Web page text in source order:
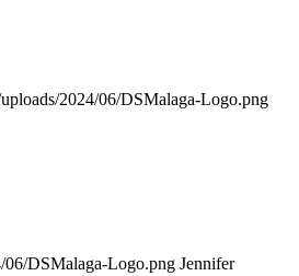
2024/06/DSMalaga-Logo.png
06/DSMalaga-Logo.png Jennifer